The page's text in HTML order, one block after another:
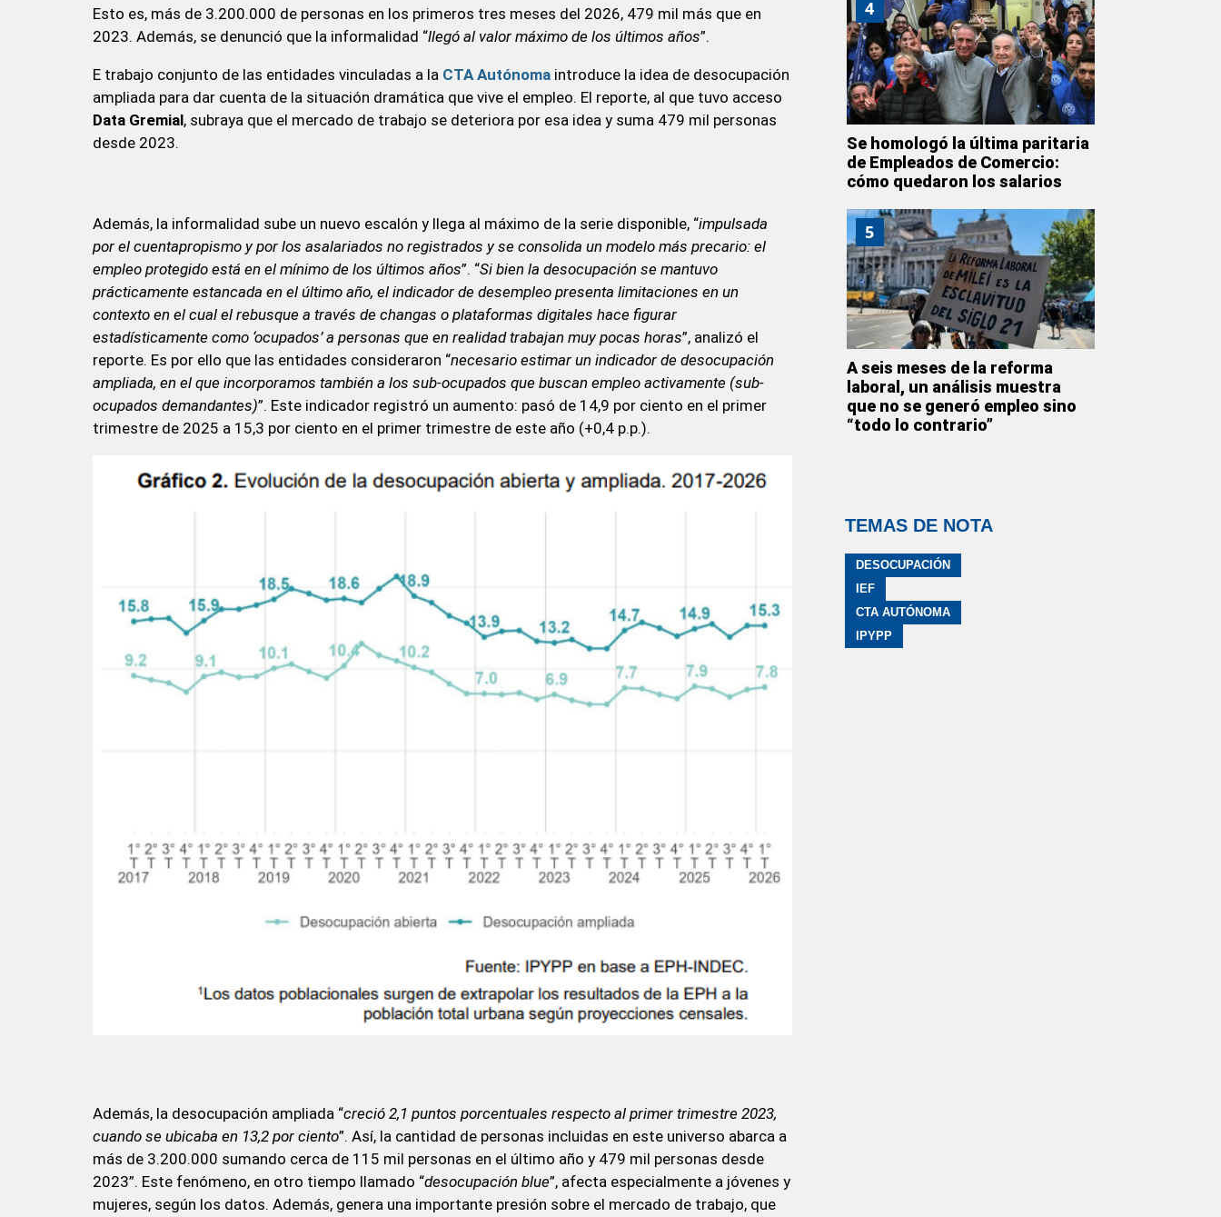
Esto es, más de 3.200.000 de personas en los primeros tres meses del 2026, 479 mil más que en
2023. Además, se denunció que la informalidad “llegó al valor máximo de los últimos años”.
E trabajo conjunto de las entidades vinculadas a la CTA Autónoma introduce la idea de desocupación
ampliada para dar cuenta de la situación dramática que vive el empleo. El reporte, al que tuvo acceso
Data Gremial, subraya que el mercado de trabajo se deteriora por esa idea y suma 479 mil personas
desde 2023.
Además, la informalidad sube un nuevo escalón y llega al máximo de la serie disponible, “impulsada
por el cuentapropismo y por los asalariados no registrados y se consolida un modelo más precario: el
empleo protegido está en el mínimo de los últimos años”. “Si bien la desocupación se mantuvo
prácticamente estancada en el último año, el indicador de desempleo presenta limitaciones en un
contexto en el cual el rebusque a través de changas o plataformas digitales hace figurar
estadísticamente como ‘ocupados’ a personas que en realidad trabajan muy pocas horas”, analizó el
reporte. Es por ello que las entidades consideraron “necesario estimar un indicador de desocupación
ampliada, en el que incorporamos también a los sub-ocupados que buscan empleo activamente (sub-
ocupados demandantes)”. Este indicador registró un aumento: pasó de 14,9 por ciento en el primer
trimestre de 2025 a 15,3 por ciento en el primer trimestre de este año (+0,4 p.p.).
Además, la desocupación ampliada “creció 2,1 puntos porcentuales respecto al primer trimestre 2023,
cuando se ubicaba en 13,2 por ciento”. Así, la cantidad de personas incluidas en este universo abarca a
más de 3.200.000 sumando cerca de 115 mil personas en el último año y 479 mil personas desde
2023”. Este fenómeno, en otro tiempo llamado “desocupación blue”, afecta especialmente a jóvenes y
mujeres, según los datos. Además, genera una importante presión sobre el mercado de trabajo, que
4
Se homologó la última paritaria
de Empleados de Comercio:
cómo quedaron los salarios
5
A seis meses de la reforma
laboral, un análisis muestra
que no se generó empleo sino
“todo lo contrario”
TEMAS DE NOTA
DESOCUPACIÓN
IEF
CTA AUTÓNOMA
IPYPP